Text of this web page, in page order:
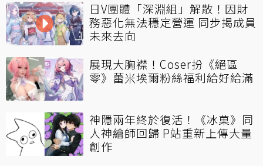
日V團體「深淵組」解散！因財
務惡化無法穩定營運 同步揭成員
未來去向
展現大胸襟！Coser扮《絕區
零》蕾米埃爾粉絲福利給好給滿
神隱兩年終於復活！《冰菓》同
人神繪師回歸 P站重新上傳大量
創作